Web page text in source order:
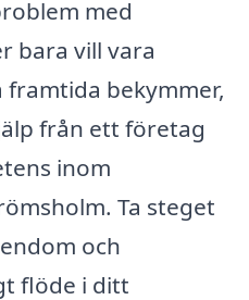
med
bara vill vara
bekymmer,
från ett företag
inom
Ta steget
och
flöde i ditt